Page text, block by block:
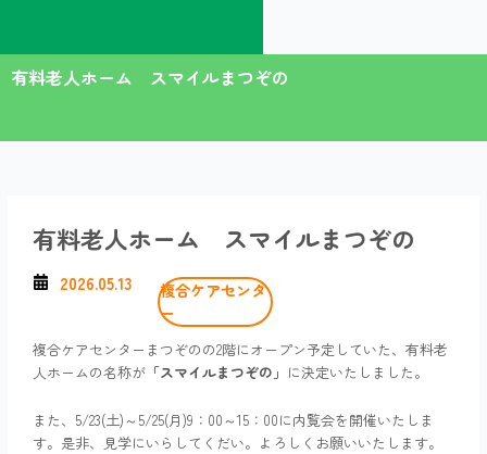
を
ス
プ
有料老人ホーム スマイルまつぞの
有料老人ホーム スマイルまつぞの
2026.05.13
複合ケアセンタ
ー
複合ケアセンターまつぞのの2階にオープン予定していた、有料老
人ホームの名称が 「スマイルまつぞの」 に決定いたしました。
また、5/23(土)～5/25(月)9：00～15：00に内覧会を開催いたしま
す。是非、見学にいらしてくだい。よろしくお願いいたします。